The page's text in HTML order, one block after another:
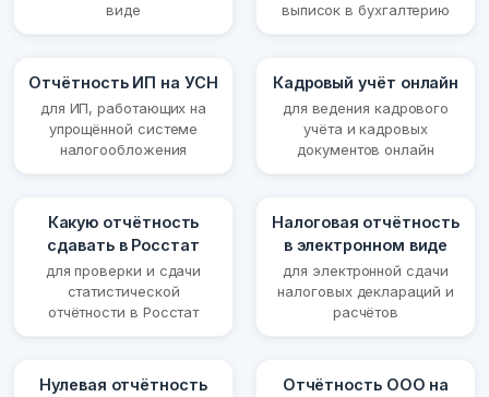
виде
выписок в бухгалтерию
Отчётность ИП на УСН
для ИП, работающих на
упрощённой системе
налогообложения
Кадровый учёт онлайн
для ведения кадрового
учёта и кадровых
документов онлайн
Какую отчётность
сдавать в Росстат
для проверки и сдачи
статистической
отчётности в Росстат
Налоговая отчётность
в электронном виде
для электронной сдачи
налоговых деклараций и
расчётов
Нулевая отчётность
Отчётность ООО на